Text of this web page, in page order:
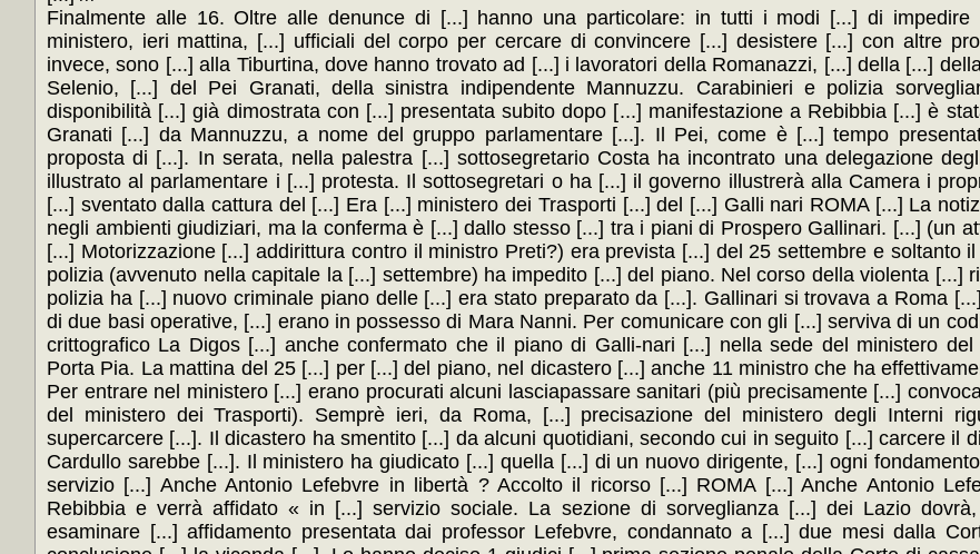
Finalmente alle 16. Oltre alle denunce di [...] hanno una particolare: in tutti i modi [...] di impedire
ministero, ieri mattina, [...] ufficiali del corpo per cercare di convincere [...] desistere [...] con altre
invece, sono [...] alla Tiburtina, dove hanno trovato ad [...] i lavoratori della Romanazzi, [...] della [...]
Selenio, [...] del Pei Granati, della sinistra indipendente Mannuzzu. Carabinieri e polizia
disponibilità [...] già dimostrata con [...] presentata subito dopo [...] manifestazione a Rebibbia [...] è
Granati [...] da Mannuzzu, a nome del gruppo parlamentare [...]. Il Pei, come è [...] tempo
proposta di [...]. In serata, nella palestra [...] sottosegretario Costa ha incontrato una delegazione
illustrato al parlamentare i [...] protesta. Il sottosegretari o ha [...] il governo illustrerà alla Camera i
[...] sventato dalla cattura del [...] Era [...] ministero dei Trasporti [...] del [...] Galli nari ROMA [...] La
negli ambienti giudiziari, ma la conferma è [...] dallo stesso [...] tra i piani di Prospero Gallinari. [...] (un
[...] Motorizzazione [...] addirittura contro il ministro Preti?) era prevista [...] del 25 settembre e soltanto
polizia (avvenuto nella capitale la [...] settembre) ha impedito [...] del piano. Nel corso della violenta [...]
polizia ha [...] nuovo criminale piano delle [...] era stato preparato da [...]. Gallinari si trovava a Roma
di due basi operative, [...] erano in possesso di Mara Nanni. Per comunicare con gli [...] serviva di un
crittografico La Digos [...] anche confermato che il piano di Galli-nari [...] nella sede del ministero del
Porta Pia. La mattina del 25 [...] per [...] del piano, nel dicastero [...] anche 11 ministro che ha
Per entrare nel ministero [...] erano procurati alcuni lasciapassare sanitari (più precisamente [...]
del ministero dei Trasporti). Semprè ieri, da Roma, [...] precisazione del ministero degli Interni
supercarcere [...]. Il dicastero ha smentito [...] da alcuni quotidiani, secondo cui in seguito [...] carcere il
Cardullo sarebbe [...]. Il ministero ha giudicato [...] quella [...] di un nuovo dirigente, [...] ogni
servizio [...] Anche Antonio Lefebvre in libertà ? Accolto il ricorso [...] ROMA [...] Anche Antonio
Rebibbia e verrà affidato « in [...] servizio sociale. La sezione di sorveglianza [...] dei Lazio
esaminare [...] affidamento presentata dai professor Lefebvre, condannato a [...] due mesi dalla